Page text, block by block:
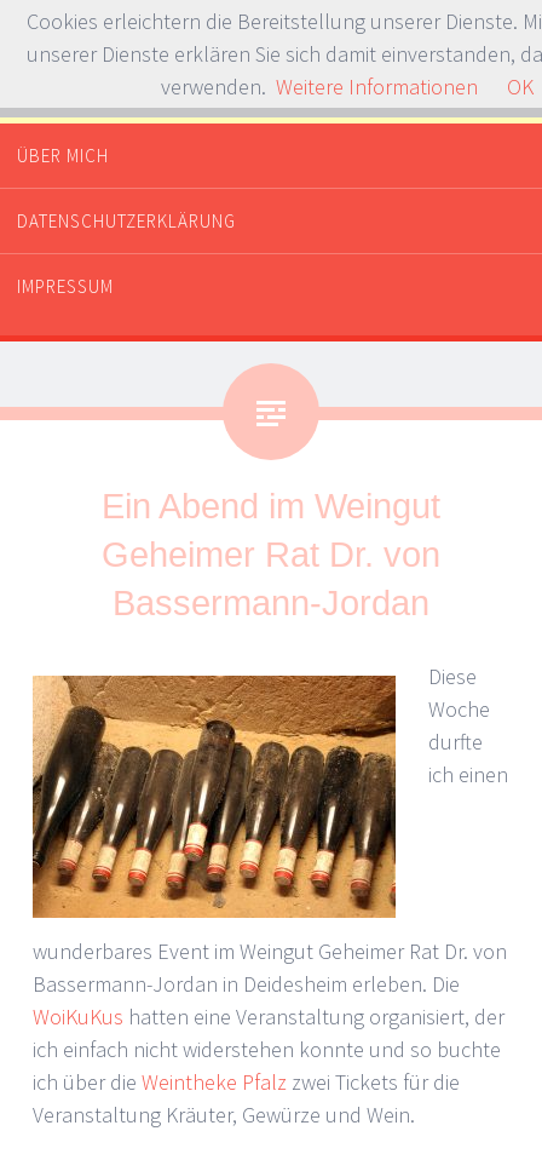
Whataboutdessert.com
SPRINGE ZUM INHALT
ÜBER MICH
DATENSCHUTZERKLÄRUNG
IMPRESSUM
Ein Abend im Weingut
Geheimer Rat Dr. von
Bassermann-Jordan
Diese
Woche
durfte
ich einen
wunderbares Event im Weingut Geheimer Rat Dr. von
Bassermann-Jordan in Deidesheim erleben. Die
WoiKuKus hatten eine Veranstaltung organisiert, der
ich einfach nicht widerstehen konnte und so buchte
ich über die Weintheke Pfalz zwei Tickets für die
Veranstaltung Kräuter, Gewürze und Wein.
Cookies erleichtern die Bereitstellung unserer Dienste.
unserer Dienste erklären Sie sich damit einverstanden,
verwenden. Weitere Informationen OK